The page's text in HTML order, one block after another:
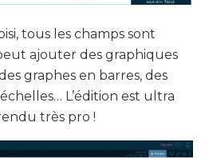
tous les champs sont
ajouter des graphiques
graphes en barres, des
L’édition est ultra
très pro !